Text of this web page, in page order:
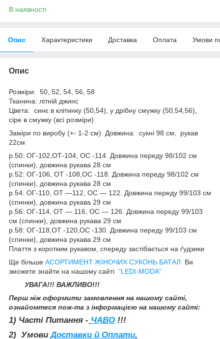
В наявності
Опис Характеристики Доставка Оплата Умови
Опис
Розміри: 50, 52, 54, 56, 58
Тканина: літній джинс
Цвета: синє в клітинку (50,54), у дрібну смужку (50,54,56),
сіре в смужку (всі розміри)
Заміри по виробу (+- 1-2 см). Довжина: сукні 98 см, рукав
22см
р.50: ОГ-102,ОТ-104, ОС -114. Довжина переду 98/102 см
(спинки), довжина рукава 28 см
р.52: ОГ-106, ОТ -108,ОС -118. Довжина переду 98/102 см
(спинки), довжина рукава 28 см
р.54: ОГ-110, ОТ —112, ОС — 122. Довжина переду 99/103 см
(спинки), довжина рукава 29 см
р.56: ОГ-114, ОТ — 116, ОС — 126. Довжина переду 99/103
см (спинки), довжина рукава 29 см
р.58: ОГ-118,ОТ -120,ОС -130. Довжина переду 99/103 см
(спинки), довжина рукава 29 см
Плаття з коротким рукавом, спереду застібається на ґудзики
Ще більше АСОРТИМЕНТ ЖІНОЧИХ СУКОНЬ БАТАЛ Ви
зможете знайти на нашому сайті "LEDI-MODA"
УВАГА!!! ВАЖЛИВО!!!
Перш ніж оформити замовлення на нашому сайті,
ознайомтеся пож-та з інформацією на нашому сайті:
1) Часті Питання - ЧАВО !!!
2) УмовиДоставки й Оплати.